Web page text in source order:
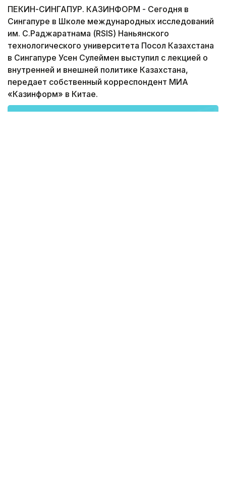
ПЕКИН-СИНГАПУР. КАЗИНФОРМ - Сегодня в
Сингапуре в Школе международных исследований
им. С.Раджаратнама (RSIS) Наньянского
технологического университета Посол Казахстана
в Сингапуре Усен Сулеймен выступил с лекцией о
внутренней и внешней политике Казахстана,
передает собственный корреспондент МИА
«Казинформ» в Китае.